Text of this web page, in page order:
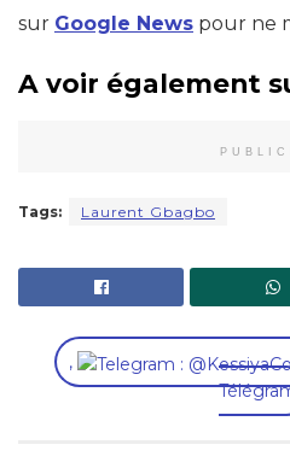
sur Google News pour ne
A voir également
Tags: Laurent Gbagbo
,